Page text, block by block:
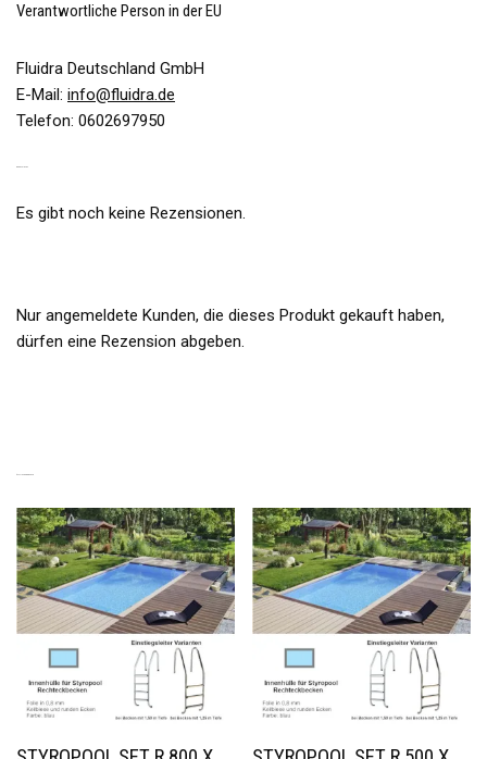
Verantwortliche Person in der EU
Fluidra Deutschland GmbH
E-Mail: info@fluidra.de
Telefon: 0602697950
Es gibt noch keine Rezensionen.
Nur angemeldete Kunden, die dieses Produkt gekauft haben,
dürfen eine Rezension abgeben.